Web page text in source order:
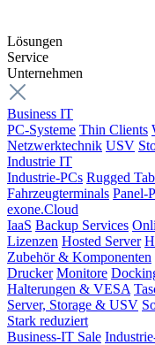
Lösungen
Service
Unternehmen
Business IT
PC-Systeme Thin Clients
Netzwerktechnik USV
Industrie IT
Industrie-PCs Rugged
Fahrzeugterminals Panel-
exone.Cloud
IaaS Backup Services
Lizenzen Hosted Server
Zubehör & Komponenten
Drucker Monitore
Halterungen & VESA
Server, Storage & USV
Stark reduziert
Business-IT Sale